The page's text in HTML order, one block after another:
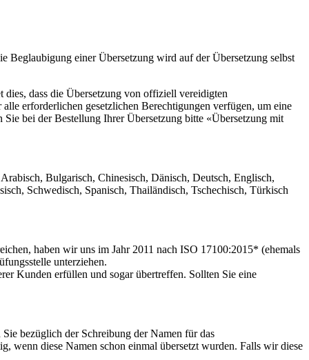
Beglaubigung einer Übersetzung wird auf der Übersetzung selbst
dass die Übersetzung von offiziell vereidigten
erforderlichen gesetzlichen Berechtigungen verfügen, um eine
bei der Bestellung Ihrer Übersetzung bitte «Übersetzung mit
Bulgarisch, Chinesisch, Dänisch, Deutsch, Englisch,
Schwedisch, Spanisch, Thailändisch, Tschechisch, Türkisch
haben wir uns im Jahr 2011 nach ISO 17100:2015* (ehemals
unterziehen.
Kunden erfüllen und sogar übertreffen. Sollten Sie eine
bezüglich der Schreibung der Namen für das
wenn diese Namen schon einmal übersetzt wurden. Falls wir diese